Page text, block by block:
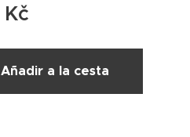
Kč
Añadir a la cesta